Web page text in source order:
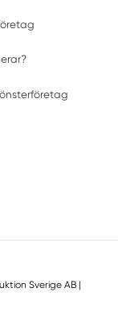
Sverige AB|